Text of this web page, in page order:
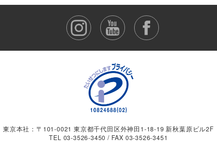
東京本社：〒101-0021 東京都千代田区外神田1-18-19 新秋葉原ビル2F
TEL 03-3526-3450 / FAX 03-3526-3451